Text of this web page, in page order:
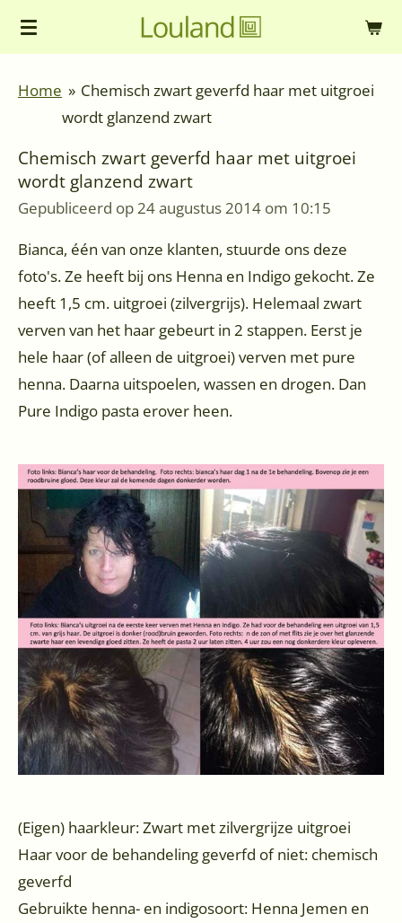
Ga
de
hoofdinhoud
Home » Chemisch zwart geverfd haar met uitgroei
wordt glanzend zwart
Chemisch zwart geverfd haar met uitgroei
wordt glanzend zwart
Gepubliceerd op 24 augustus 2014 om 10:15
Bianca, één van onze klanten, stuurde ons deze
foto's. Ze heeft bij ons Henna en Indigo gekocht. Ze
heeft 1,5 cm. uitgroei (zilvergrijs). Helemaal zwart
verven van het haar gebeurt in 2 stappen. Eerst je
hele haar (of alleen de uitgroei) verven met pure
henna. Daarna uitspoelen, wassen en drogen. Dan
Pure Indigo pasta erover heen.
(Eigen) haarkleur: Zwart met zilvergrijze uitgroei
Haar voor de behandeling geverfd of niet: chemisch
geverfd
Gebruikte henna- en indigosoort: Henna Jemen en